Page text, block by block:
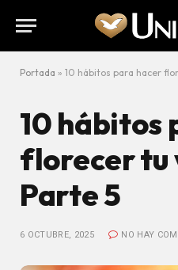
Portada » 10 hábitos para hacer
10 hábitos
florecer tu
Parte 5
6 OCTUBRE, 2025 NO HAY